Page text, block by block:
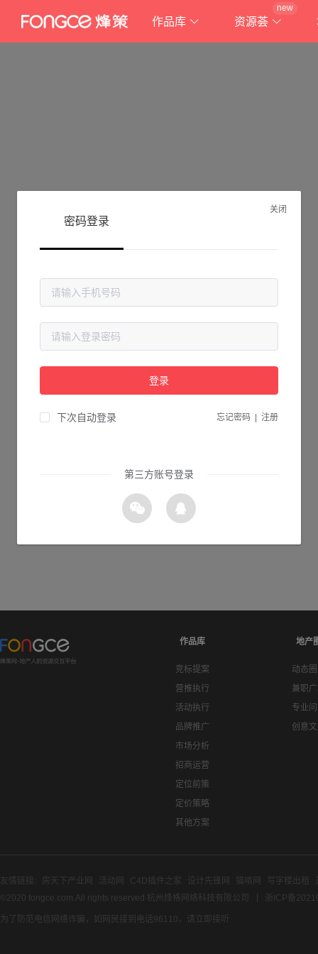
作品库 资源荟
new
抱歉!
请检查您输入的网址是否正确，或点击下面的按钮返回首页。
作品库
竞标提案
营推执行
活动执行
品牌推广
市场分析
招商运营
定位前策
定价策略
其他方案
地产
动态
兼职
专业
创意
友情链接: 房天下产业网 活动网 C4D插件之家 设计先锋网 猫啃网 写字楼出租
©2020 fongce.com.All rights reserved 杭州烽格网络科技有限公司
浙ICP备
为了防范电信网络诈骗，如网民接到电话96110，请立即接听
关闭
密码登录
登录
下次自动登录 忘记密码 注册
第三方账号登录